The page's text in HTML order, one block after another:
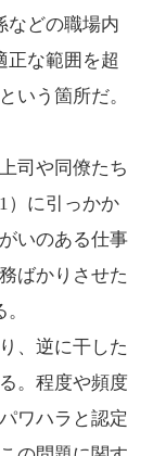
などの職場内
正な範囲を超
いう箇所だ。
司や同僚たち
）に引っかか
いのある仕事
ばかりさせた
、逆に干した
。程度や頻度
ワハラと認定